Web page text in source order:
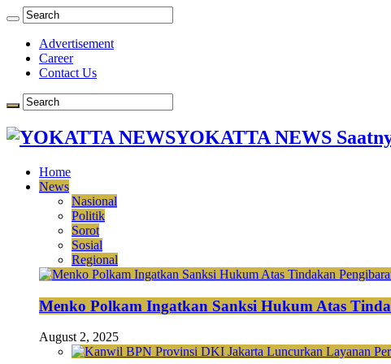
Advertisement
Career
Contact Us
YOKATTA NEWS
Home
News
Nasional
Politik
Sorot
Sosial
Regional
Menko Polkam Ingatkan Sanksi Hukum Atas
August 2, 2025